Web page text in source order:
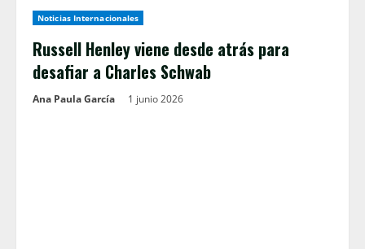
Noticias Internacionales
Russell Henley viene desde atrás para
desafiar a Charles Schwab
Ana Paula García 1 junio 2026